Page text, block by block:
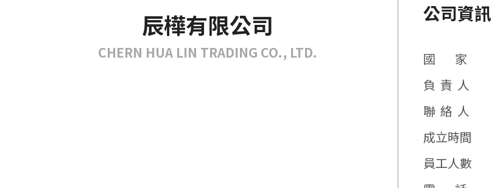
辰樺有限公司
CHERN HUA LIN TRADING CO., LTD.
公司資訊
國 家
負 責 人
聯 絡 人
成立時間
員工人數